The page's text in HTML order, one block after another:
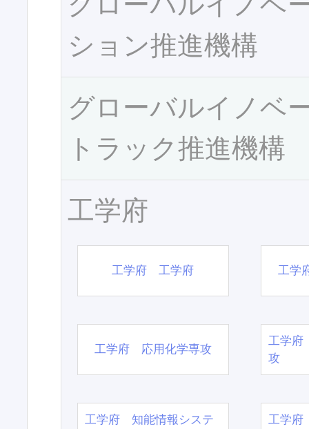
ション推進機構
グローバルイノベ
トラック推進機構
工学府
工学府 工学府 工学
工学府 応用化学専攻
工学府
攻
工学府 知能情報システ
工学府